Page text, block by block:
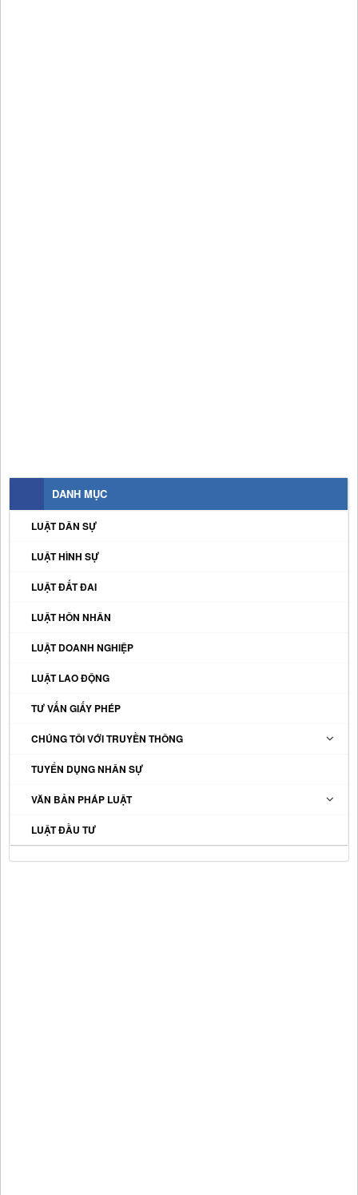
DANH MỤC
LUẬT DÂN SỰ
LUẬT HÌNH SỰ
LUẬT ĐẤT ĐAI
LUẬT HÔN NHÂN
LUẬT DOANH NGHIỆP
LUẬT LAO ĐỘNG
TƯ VẤN GIẤY PHÉP
CHÚNG TÔI VỚI TRUYỀN THÔNG
TUYỂN DỤNG NHÂN SỰ
VĂN BẢN PHÁP LUẬT
LUẬT ĐẦU TƯ